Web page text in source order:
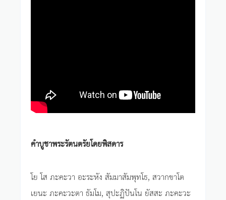
คำบูชาพระรัตนตรัยโดยพิสดาร
โย โส ภะคะวา อะระหัง สัมมาสัมพุทโธ, สวากขาโต
เยนะ ภะคะวะตา ธัมโม, สุปะฏิปันโน ยัสสะ ภะคะวะ